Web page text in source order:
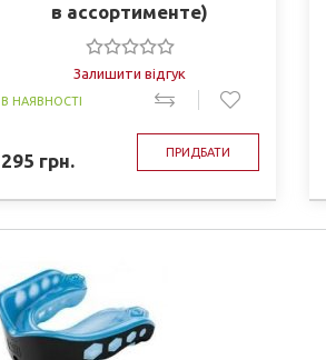
в ассортименте)
Залишити відгук
В НАЯВНОСТІ
295 грн. ПРИДБАТИ